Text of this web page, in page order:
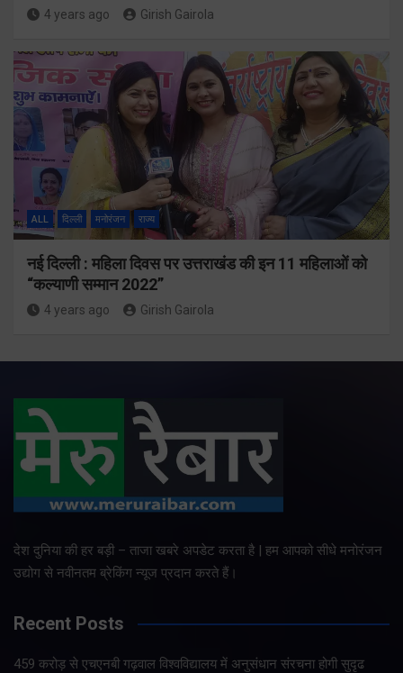
4 years ago Girish Gairola
ALL दिल्ली मनोरंजन राज्य
नई दिल्ली : महिला दिवस पर उत्तराखंड की इन 11 महिलाओं को
“कल्याणी सम्मान 2022”
4 years ago Girish Gairola
देश दुनिया की हर बड़ी – ताजा खबरे अपडेट करता है | हम आपको सीधे मनोरंजन
उद्योग से नवीनतम ब्रेकिंग न्यूज प्रदान करते हैं।
Recent Posts
459 करोड़ से एचएनबी गढ़वाल विश्वविद्यालय में अनुसंधान संरचना होगी सुदृढ